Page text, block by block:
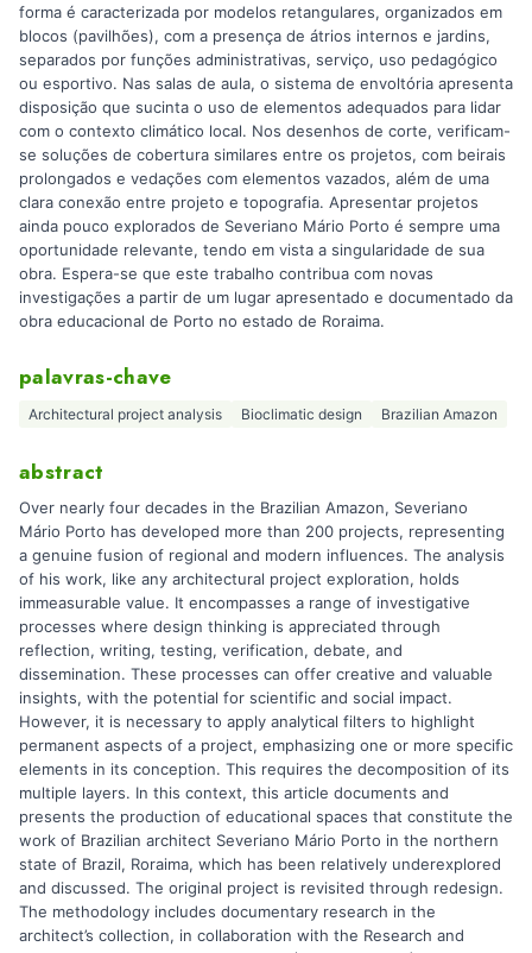
forma é caracterizada por modelos retangulares, organizados em
blocos (pavilhões), com a presença de átrios internos e jardins,
separados por funções administrativas, serviço, uso pedagógico
ou esportivo. Nas salas de aula, o sistema de envoltória apresenta
disposição que sucinta o uso de elementos adequados para lidar
com o contexto climático local. Nos desenhos de corte, verificam-
se soluções de cobertura similares entre os projetos, com beirais
prolongados e vedações com elementos vazados, além de uma
clara conexão entre projeto e topografia. Apresentar projetos
ainda pouco explorados de Severiano Mário Porto é sempre uma
oportunidade relevante, tendo em vista a singularidade de sua
obra. Espera-se que este trabalho contribua com novas
investigações a partir de um lugar apresentado e documentado da
obra educacional de Porto no estado de Roraima.
palavras-chave
Architectural project analysis Bioclimatic design Brazilian Amazon
abstract
Over nearly four decades in the Brazilian Amazon, Severiano
Mário Porto has developed more than 200 projects, representing
a genuine fusion of regional and modern influences. The analysis
of his work, like any architectural project exploration, holds
immeasurable value. It encompasses a range of investigative
processes where design thinking is appreciated through
reflection, writing, testing, verification, debate, and
dissemination. These processes can offer creative and valuable
insights, with the potential for scientific and social impact.
However, it is necessary to apply analytical filters to highlight
permanent aspects of a project, emphasizing one or more specific
elements in its conception. This requires the decomposition of its
multiple layers. In this context, this article documents and
presents the production of educational spaces that constitute the
work of Brazilian architect Severiano Mário Porto in the northern
state of Brazil, Roraima, which has been relatively underexplored
and discussed. The original project is revisited through redesign.
The methodology includes documentary research in the
architect’s collection, in collaboration with the Research and